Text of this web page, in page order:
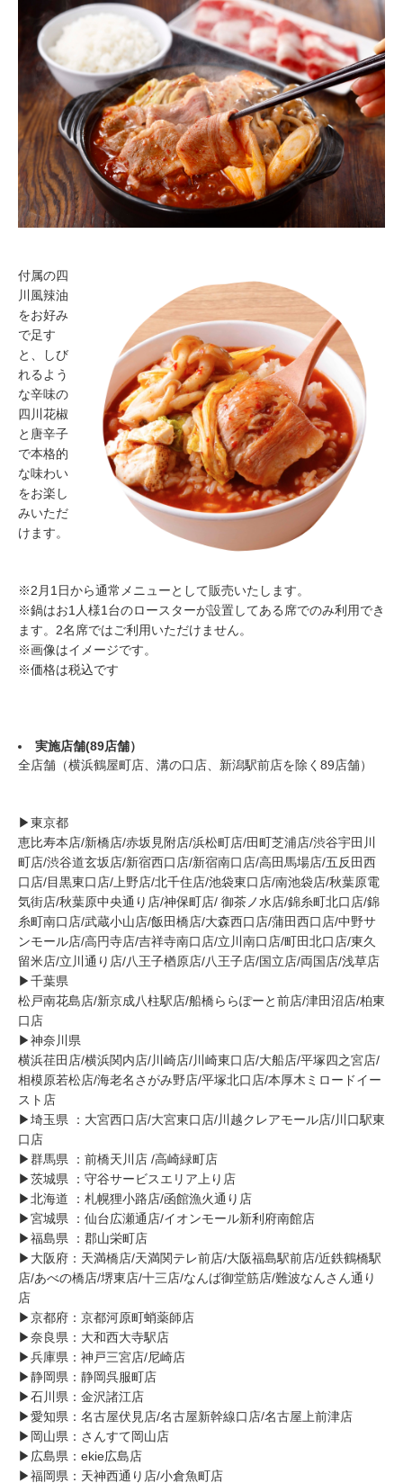
付属の四
川風辣油
をお好み
で足す
と、しび
れるよう
な辛味の
四川花椒
と唐辛子
で本格的
な味わい
をお楽し
みいただ
けます。
※2月1日から通常メニューとして販売いたします。
※鍋はお1人様1台のロースターが設置してある席でのみ利用でき
ます。2名席ではご利用いただけません。
※画像はイメージです。
※価格は税込です
実施店舗(89店舗）
全店舗（横浜鶴屋町店、溝の口店、新潟駅前店を除く89店舗）
▶︎東京都
恵比寿本店/新橋店/赤坂見附店/浜松町店/田町芝浦店/渋谷宇田川
町店/渋谷道玄坂店/新宿西口店/新宿南口店/高田馬場店/五反田西
口店/目黒東口店/上野店/北千住店/池袋東口店/南池袋店/秋葉原電
気街店/秋葉原中央通り店/神保町店/ 御茶ノ水店/錦糸町北口店/錦
糸町南口店/武蔵小山店/飯田橋店/大森西口店/蒲田西口店/中野サ
ンモール店/高円寺店/吉祥寺南口店/立川南口店/町田北口店/東久
留米店/立川通り店/八王子楢原店/八王子店/国立店/両国店/浅草店
▶︎千葉県
松戸南花島店/新京成八柱駅店/船橋ららぽーと前店/津田沼店/柏東
口店
▶︎神奈川県
横浜荏田店/横浜関内店/川崎店/川崎東口店/大船店/平塚四之宮店/
相模原若松店/海老名さがみ野店/平塚北口店/本厚木ミロードイー
スト店
▶︎埼玉県 ：大宮西口店/大宮東口店/川越クレアモール店/川口駅東
口店
▶︎群馬県 ：前橋天川店 /高崎緑町店
▶︎茨城県 ：守谷サービスエリア上り店
▶︎北海道 ：札幌狸小路店/函館漁火通り店
▶︎宮城県 ：仙台広瀬通店/イオンモール新利府南館店
▶︎福島県 ：郡山栄町店
▶︎大阪府：天満橋店/天満関テレ前店/大阪福島駅前店/近鉄鶴橋駅
店/あべの橋店/堺東店/十三店/なんば御堂筋店/難波なんさん通り
店
▶︎京都府：京都河原町蛸薬師店
▶︎奈良県：大和西大寺駅店
▶︎兵庫県：神戸三宮店/尼崎店
▶︎静岡県：静岡呉服町店
▶︎石川県：金沢諸江店
▶︎愛知県：名古屋伏見店/名古屋新幹線口店/名古屋上前津店
▶︎岡山県：さんすて岡山店
▶︎広島県：ekie広島店
▶︎福岡県：天神西通り店/小倉魚町店